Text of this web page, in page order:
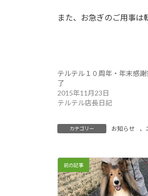
また、お急ぎのご用事は
テルテル１０周年・年末感
了
2015年11月23日
テルテル店長日記
カテゴリー お知らせ 、
前の記事